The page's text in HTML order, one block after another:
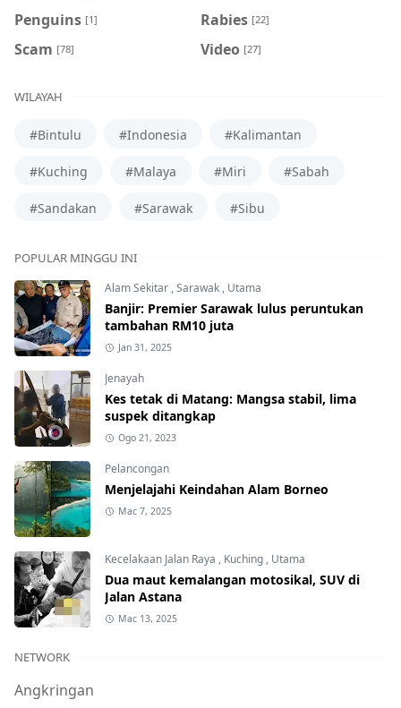
Penguins [1] Rabies [22]
Scam [78] Video [27]
WILAYAH
#Bintulu #Indonesia #Kalimantan
#Kuching #Malaya #Miri #Sabah
#Sandakan #Sarawak #Sibu
POPULAR MINGGU INI
Alam Sekitar ,Sarawak , Utama
Banjir: Premier Sarawak lulus peruntukan
tambahan RM10 juta
Jan 31, 2025
Jenayah
Kes tetak di Matang: Mangsa stabil, lima
suspek ditangkap
Ogo 21, 2023
Pelancongan
Menjelajahi Keindahan Alam Borneo
Mac 7, 2025
Kecelakaan Jalan Raya , Kuching , Utama
Dua maut kemalangan motosikal, SUV di
Jalan Astana
Mac 13, 2025
NETWORK
Angkringan